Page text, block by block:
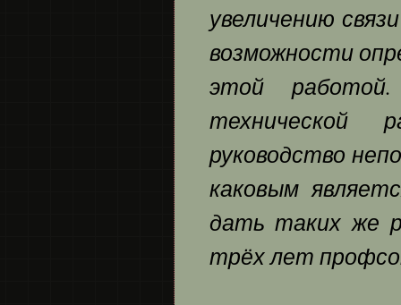
увеличению
возможности
этой
технической
руководство
каковым
дать таких же
трёх лет